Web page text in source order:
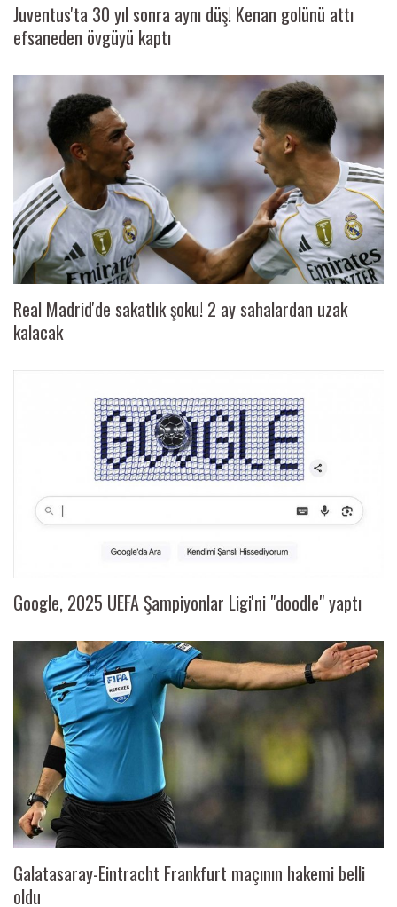
Juventus'ta 30 yıl sonra aynı düş! Kenan golünü attı
efsaneden övgüyü kaptı
Real Madrid'de sakatlık şoku! 2 ay sahalardan uzak
kalacak
Google, 2025 UEFA Şampiyonlar Ligi'ni "doodle" yaptı
Galatasaray-Eintracht Frankfurt maçının hakemi belli
oldu